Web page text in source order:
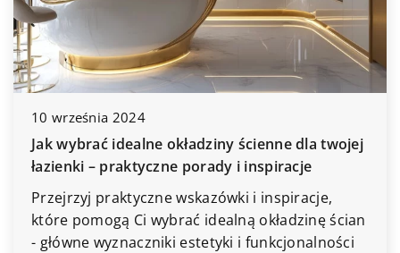
10 września 2024
Jak wybrać idealne okładziny ścienne dla twojej
łazienki – praktyczne porady i inspiracje
Przejrzyj praktyczne wskazówki i inspiracje,
które pomogą Ci wybrać idealną okładzinę ścian
- główne wyznaczniki estetyki i funkcjonalności